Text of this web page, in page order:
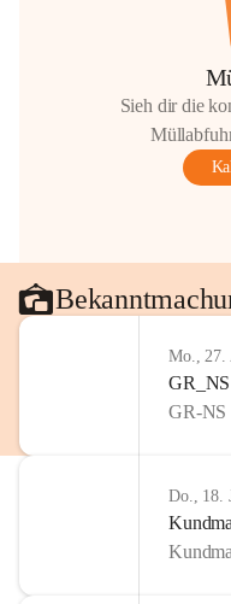
Sieh dir die
Mo., 27.
GR-NS
Do., 18.